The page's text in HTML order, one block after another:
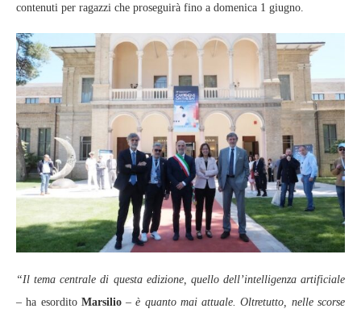
contenuti per ragazzi che proseguirà fino a domenica 1 giugno.
“Il tema centrale di questa edizione, quello dell’intelligenza artificiale
– ha esordito Marsilio–è quanto mai attuale. Oltretutto, nelle scorse